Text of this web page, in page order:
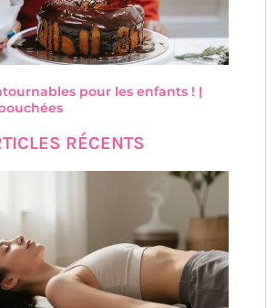
pour les enfants ! |
RÉCENTS